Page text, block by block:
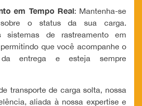
em Tempo Real: Mantenha-se
sobre o status da sua carga.
sistemas de rastreamento em
que você acompanhe o
da entrega e esteja sempre
transporte de carga solta, nossa
aliada à nossa expertise e